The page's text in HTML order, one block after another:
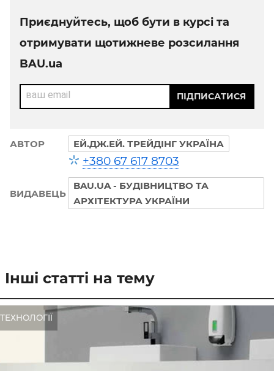
Приєднуйтесь, щоб бути в курсі та
отримувати щотижневе розсилання
BAU.ua
ваш email ПІДПИСАТИСЯ
АВТОР ЕЙ.ДЖ.ЕЙ. ТРЕЙДІНГ УКРАЇНА
+380 67 617 8703
ВИДАВЕЦЬ
BAU.UA - БУДІВНИЦТВО ТА
АРХІТЕКТУРА УКРАЇНИ
Інші статті на тему
ТЕХНОЛОГІЇ